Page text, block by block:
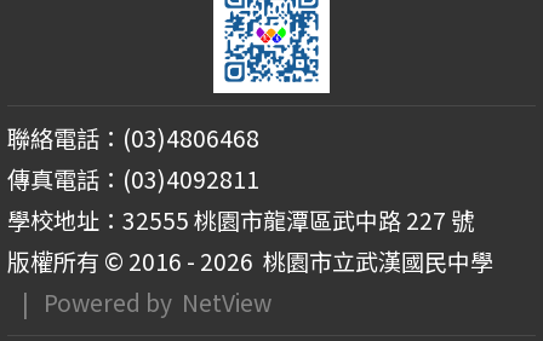
聯絡電話：(03)4806468
傳真電話：(03)4092811
學校地址：32555 桃園市龍潭區武中路 227 號
版權所有 © 2016 - 2026 桃園市立武漢國民中學
| Powered by NetView